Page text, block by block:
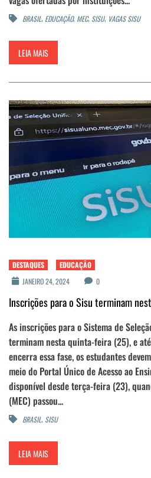
BRASIL, EDUCAÇÃO, MEC, SISU, VAGAS SISU
LEIA MAIS
DESTAQUES
EDUCAÇÃO
JANEIRO 24, 2024
0
Inscrições para o Sisu terminam
As inscrições para o Sistema de
terminam nesta quinta-feira (25), e
encerra essa fase, os estudantes
meio do Portal Único de Acesso ao
disponível desde terça-feira (23),
(MEC) passou...
BRASIL, SISU
LEIA MAIS